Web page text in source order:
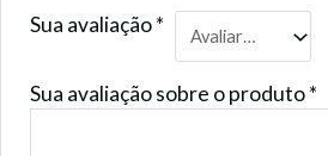
Sua avaliação*
Sua avaliação sobre o produto*